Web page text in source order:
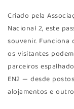
Criado pela
Nacional 2, este
souvenir. Funciona
os visitantes
parceiros
EN2 — desde
alojamentos e